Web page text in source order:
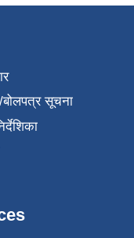
बोलपत्र सूचना